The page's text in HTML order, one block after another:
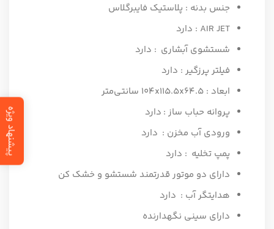
جنس بدنه : پلاستیک فایبرگلاس
AIR JET : دارد
شستشوی آبشاری : دارد
فیلتر پرزگیر : دارد
ابعاد : ۱۰۴x۱۱۵.۵x۶۴.۵ سانتی‌متر
پروانه حباب ساز : دارد
ورودی آب مخزن : دارد
پمپ تخلیه : دارد
دارای دو موتور قدرتمند شستشو و خشک کن
هدایتگر آب : دارد
دارای سینی نگهدارنده
پیشنهاد ویژه